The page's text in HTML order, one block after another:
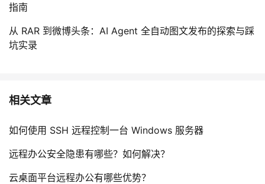
指南
从 RAR 到微博头条：AI Agent 全自动图文发布的探索与踩
坑实录
相关文章
如何使用 SSH 远程控制一台 Windows 服务器
远程办公安全隐患有哪些？如何解决？
云桌面平台远程办公有哪些优势？